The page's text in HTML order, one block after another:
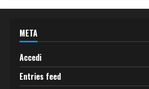
META
Accedi
Entries feed